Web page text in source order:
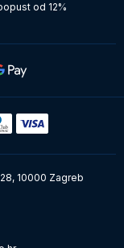
od 12%
10000 Zagreb